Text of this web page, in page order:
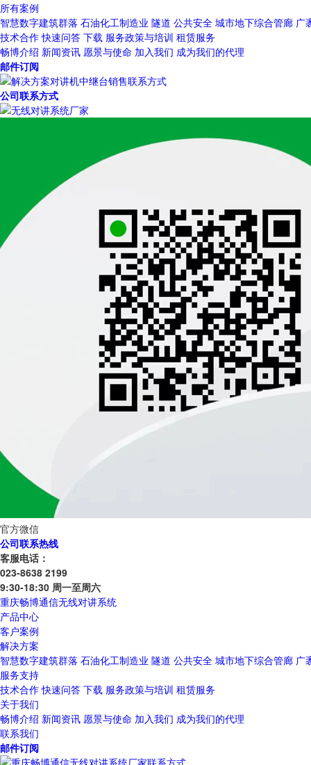
所有案例
智慧数字建筑群落 石油化工制造业 隧道 公共安全 城市地下综合管廊 广
技术合作 快速问答 下载 服务政策与培训 租赁服务
畅博介绍 新闻资讯 愿景与使命 加入我们 成为我们的代理
邮件订阅
公司联系方式
官方微信
公司联系热线
客服电话：
023-8638 2199
9:30-18:30 周一至周六
重庆畅博通信无线对讲系统
产品中心
客户案例
解决方案
智慧数字建筑群落 石油化工制造业 隧道 公共安全 城市地下综合管廊 广
服务支持
技术合作 快速问答 下载 服务政策与培训 租赁服务
关于我们
畅博介绍 新闻资讯 愿景与使命 加入我们 成为我们的代理
联系我们
邮件订阅